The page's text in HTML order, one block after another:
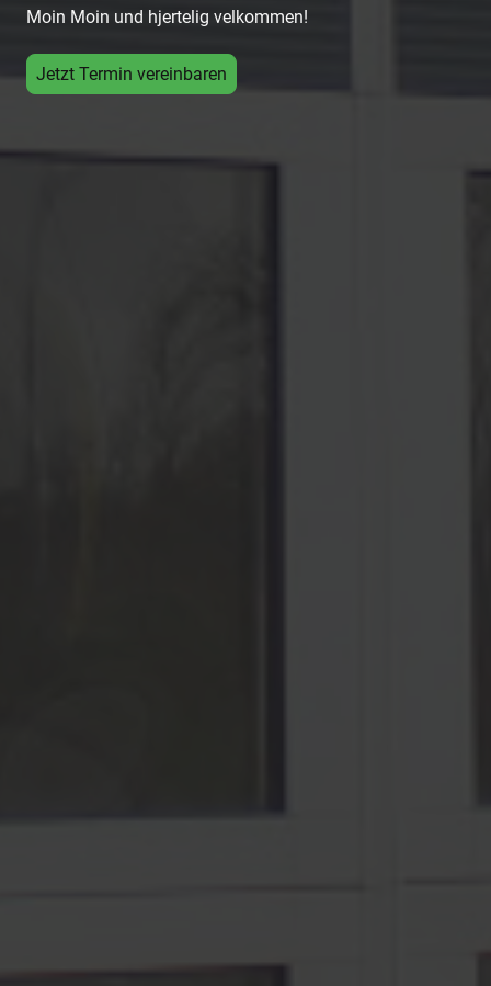
Moin Moin und hjertelig velkommen!
Jetzt Termin vereinbaren